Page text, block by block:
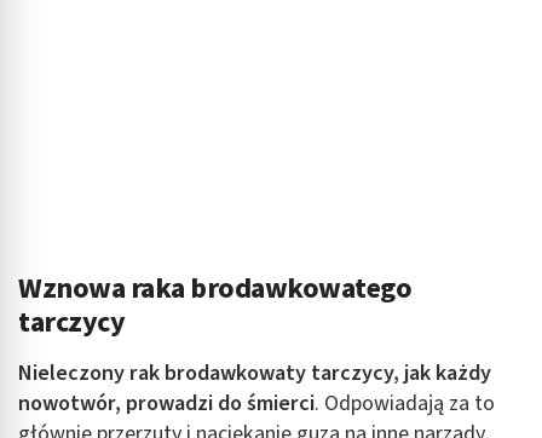
Wznowa raka brodawkowatego
tarczycy
Nieleczony rak brodawkowaty tarczycy, jak każdy
nowotwór, prowadzi do śmierci. Odpowiadają za to